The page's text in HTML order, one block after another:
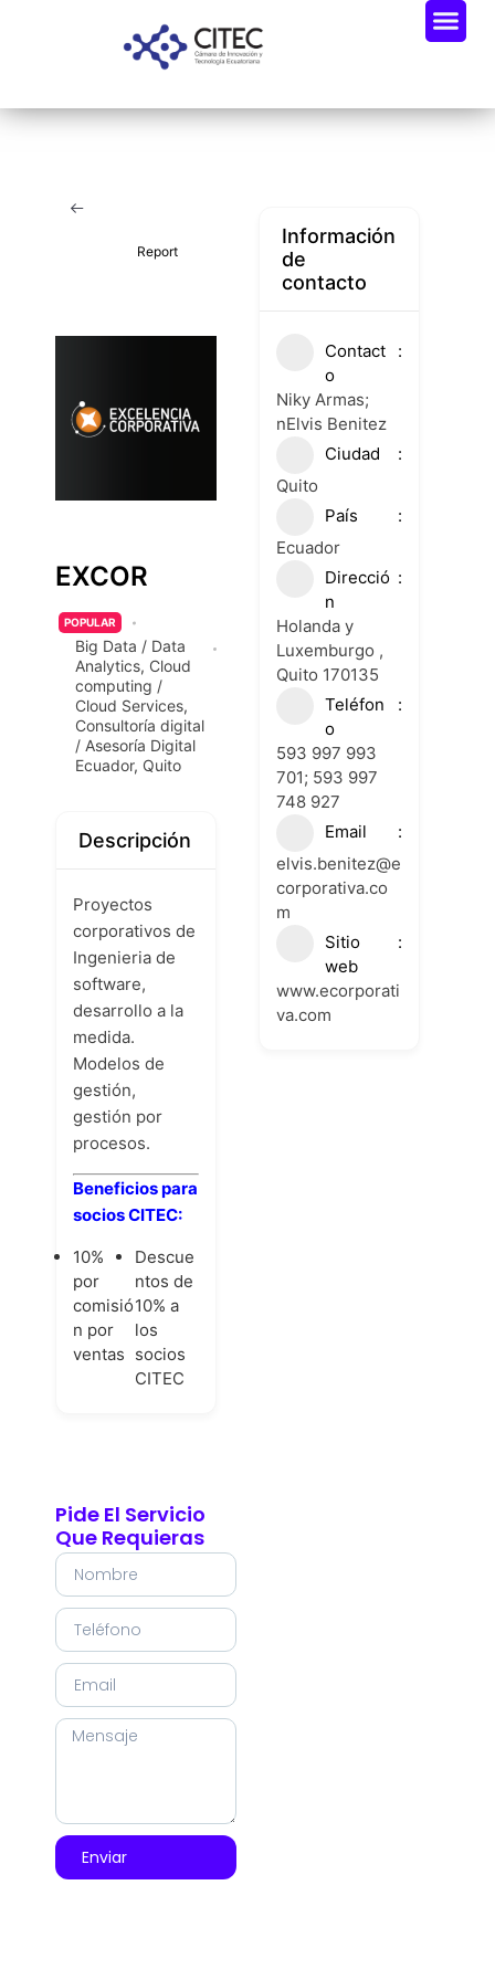
Report
EXCOR
POPULAR
Big Data / Data
Analytics, Cloud
computing /
Cloud Services,
Consultoría digital
/ Asesoría Digital
Ecuador, Quito
Descripción
Proyectos
corporativos de
Ingenieria de
software,
desarrollo a la
medida.
Modelos de
gestión,
gestión por
procesos.
Beneficios para
socios CITEC:
10%
por
comisió
n por
ventas
Descue
ntos de
10% a
los
socios
CITEC
Información
de
contacto
Contact
o
Niky Armas;
nElvis Benitez
Ciudad
Quito
País
Ecuador
Direcció
n
Holanda y
Luxemburgo ,
Quito 170135
Teléfon
o
593 997 993
701; 593 997
748 927
Email
elvis.benitez@e
corporativa.co
m
Sitio
web
www.ecorporati
va.com
Pide El Servicio
Que Requieras
Enviar